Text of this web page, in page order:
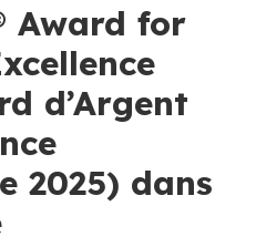
Award for
d’Argent
2025) dans